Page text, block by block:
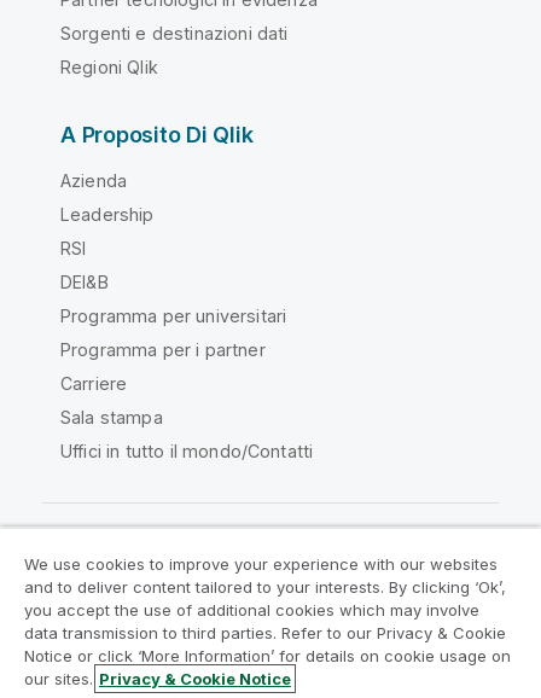
Sorgenti e destinazioni dati
Regioni Qlik
A Proposito Di Qlik
Azienda
Leadership
RSI
DEI&B
Programma per universitari
Programma per i partner
Carriere
Sala stampa
Uffici in tutto il mondo/Contatti
Qlik Community
Contratti
Termini del prodotto
Legal Policies
Note Legali
We use cookies to improve your experience with our websites
and to deliver content tailored to your interests. By clicking ‘Ok’,
you accept the use of additional cookies which may involve
data transmission to third parties. Refer to our Privacy & Cookie
Notice or click ‘More Information’ for details on cookie usage on
our sites. Privacy & Cookie Notice